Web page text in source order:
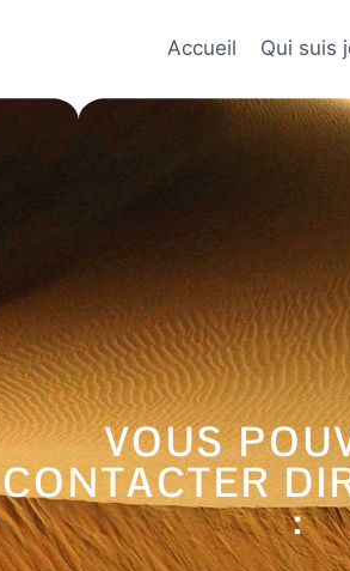
Accueil Qui suis
VOUS
CONTACTER
: